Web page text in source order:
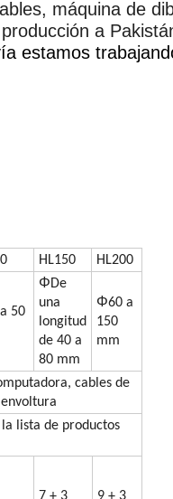
máquina de
a
estamos
HL150 HL200
50
ΦDe
una
longitud
de 40 a
80 mm
Φ60 a
150
mm
cables de
lista de productos